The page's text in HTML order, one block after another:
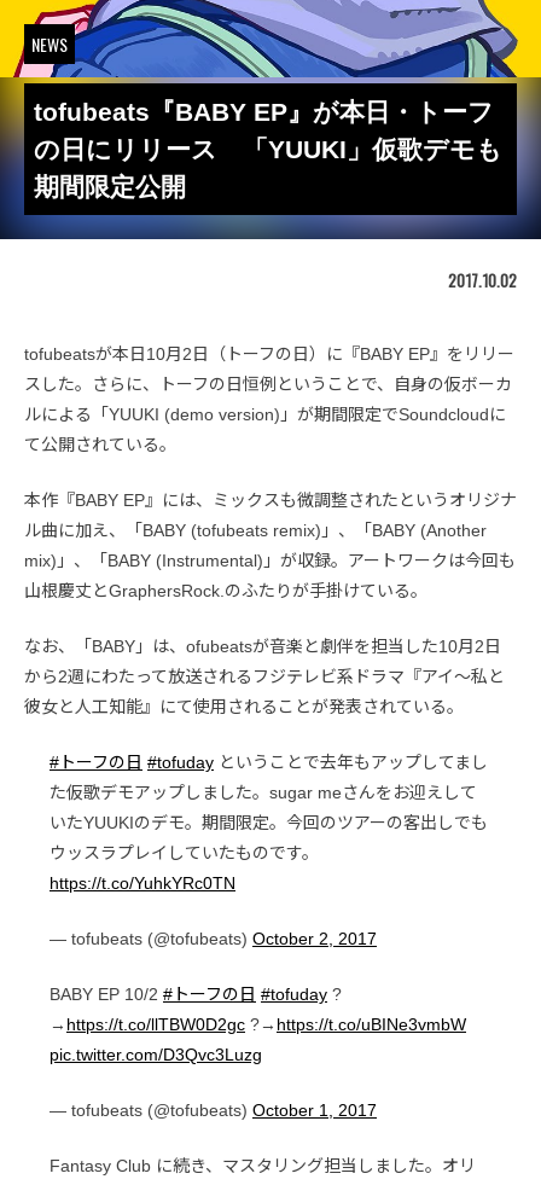
NEWS
tofubeats『BABY EP』が本日・トーフ
の日にリリース 「YUUKI」仮歌デモも
期間限定公開
2017.10.02
tofubeatsが本日10月2日（トーフの日）に『BABY EP』をリリー
スした。さらに、トーフの日恒例ということで、自身の仮ボーカ
ルによる「YUUKI (demo version)」が期間限定でSoundcloudに
て公開されている。
本作『BABY EP』には、ミックスも微調整されたというオリジナ
ル曲に加え、「BABY (tofubeats remix)」、「BABY (Another
mix)」、「BABY (Instrumental)」が収録。アートワークは今回も
山根慶丈とGraphersRock.のふたりが手掛けている。
なお、「BABY」は、ofubeatsが音楽と劇伴を担当した10月2日
から2週にわたって放送されるフジテレビ系ドラマ『アイ～私と
彼女と人工知能』にて使用されることが発表されている。
#トーフの日 #tofuday ということで去年もアップしてまし
た仮歌デモアップしました。sugar meさんをお迎えして
いたYUUKIのデモ。期間限定。今回のツアーの客出しでも
ウッスラプレイしていたものです。
https://t.co/YuhkYRc0TN
— tofubeats (@tofubeats) October 2, 2017
BABY EP 10/2 #トーフの日 #tofuday ?
→ https://t.co/llTBW0D2gc ?→ https://t.co/uBINe3vmbW
pic.twitter.com/D3Qvc3Luzg
— tofubeats (@tofubeats) October 1, 2017
Fantasy Club に続き、マスタリング担当しました。オリ